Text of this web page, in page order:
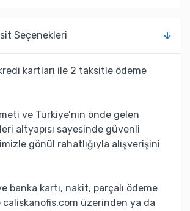
Seçenekleri
kartları ile 2 taksitle ödeme
ve Türkiye’nin önde gelen
altyapısı sayesinde güvenli
gönül rahatlığıyla alışverişini
banka kartı, nakit, parçalı ödeme
caliskanofis.com üzerinden ya da